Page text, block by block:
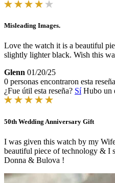
Misleading Images.
Love the watch it is a beautiful
slightly lighter black. Wish this
Glenn 01/20/25
0 personas encontraron esta
¿Fue útil esta reseña? Sí Hubo un
50th Wedding Anniversary Gift
I was given this watch by my
beautiful piece of technology & I
Donna & Bulova !